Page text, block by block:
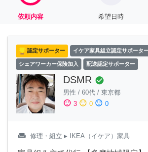
依頼内容 希望日時
認定サポーター イケア家具組立認定サポータ
シェアワーカー保険加入 配送認定サポーター
DSMR check_circle
男性 / 60代 / 東京都
sentiment_satisfied 3 sentiment_neutral 0 sentiment_dissatisfied 0
weekend 修理・組立 ▸ IKEA（イケア）家具